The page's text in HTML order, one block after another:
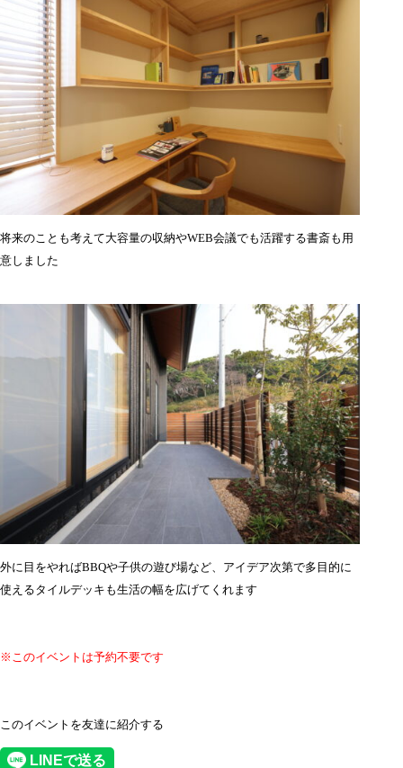
将来のことも考えて大容量の収納やWEB会議でも活躍する書斎も用
意しました
外に目をやればBBQや子供の遊び場など、アイデア次第で多目的に
使えるタイルデッキも生活の幅を広げてくれます
※このイベントは予約不要です
このイベントを友達に紹介する